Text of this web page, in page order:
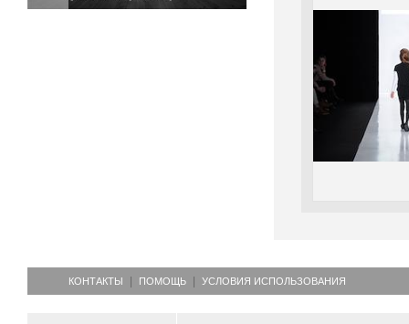
КОНТАКТЫ ПОМОЩЬ УСЛОВИЯ ИСПОЛЬЗОВАНИЯ